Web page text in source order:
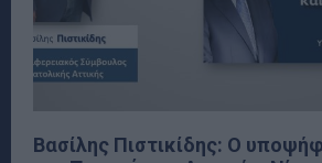
Βασίλης Πιστικίδης: Ο